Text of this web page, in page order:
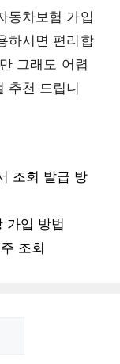
동차보험 가입
하시면 편리합
그래도 어렵
추천 드립니
조회 발급 방
가입 방법
조회